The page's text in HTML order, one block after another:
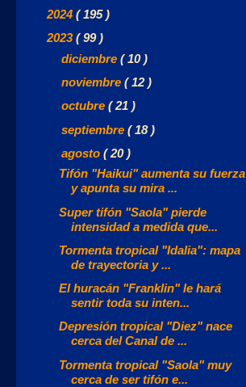
2024 ( 195 )
2023( 99 )
diciembre ( 10 )
noviembre ( 12 )
octubre ( 21 )
septiembre ( 18 )
agosto ( 20 )
Tifón "Haikui" aumenta su fuerza
y apunta su mira ...
Super tifón "Saola" pierde
intensidad a medida que...
Tormenta tropical "Idalia": mapa
de trayectoria y ...
El huracán "Franklin" le hará
sentir toda su inten...
Depresión tropical "Diez" nace
cerca del Canal de ...
Tormenta tropical "Saola" muy
cerca de ser tifón e...